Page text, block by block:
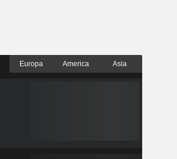
Europa America Asia